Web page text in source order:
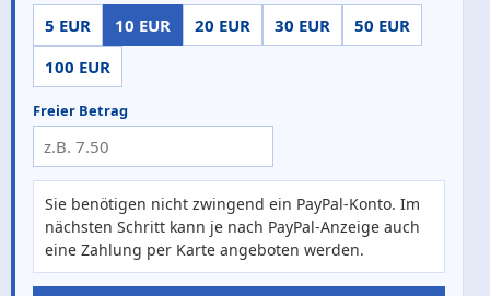
5 EUR 10 EUR 20 EUR 30 EUR
50 EUR
100 EUR
Freier Betrag
Sie benötigen nicht zwingend ein PayPal-Konto. Im
nächsten Schritt kann je nach PayPal-Anzeige auch
eine Zahlung per Karte angeboten werden.